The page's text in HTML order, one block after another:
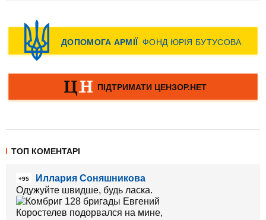
ТОП КОМЕНТАРІ
+95
Иллария Соняшникова
Одужуйте швидше, будь ласка.